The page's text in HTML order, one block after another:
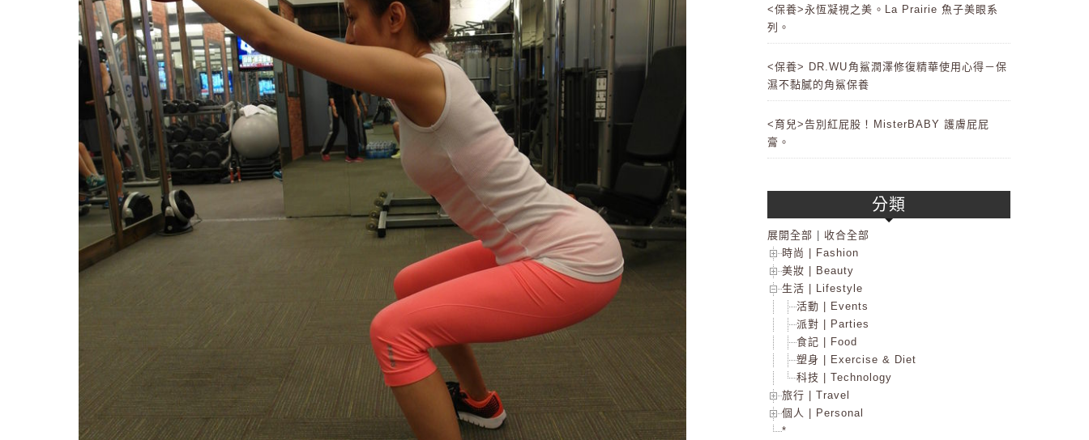
<保養>永恆凝視之美。La Prairie 魚子美眼系
列。
<保養> DR.WU角鯊潤澤修復精華使用心得－保
濕不黏膩的角鯊保養
<育兒>告別紅屁股！MisterBABY 護膚屁屁
膏。
分類
展開全部
收合全部
時尚 | Fashion
美妝 | Beauty
生活 | Lifestyle
活動 | Events
派對 | Parties
食記 | Food
塑身 | Exercise & Diet
科技 | Technology
旅行 | Travel
個人 | Personal
*